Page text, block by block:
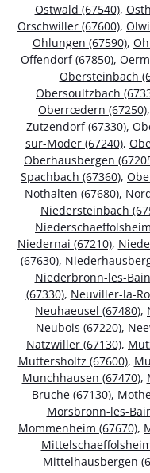
Ostwald (67540),
Orschwiller (67600),
Ohlungen (67590),
Offendorf (67850),
Obersteinbach
Obersoultzbach
Oberrœdern (67250),
Zutzendorf (67330),
sur-Moder (67240),
Oberhausbergen
Spachbach (67360),
Nothalten (67680),
Niedersteinbach
Niedernai (67210),
(67630),
Niederbronn-les-
(67330), Neuviller-la-
Neuhaeusel (67480),
Neubois (67220),
Natzwiller (67130),
Muttersholtz (67600),
Munchhausen (67470),
Bruche (67130),
Morsbronn-les-
Mommenheim (67670),
Mittelhausbergen